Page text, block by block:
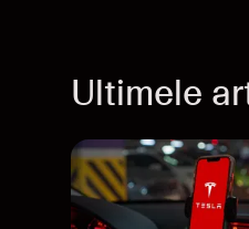
Ultimele